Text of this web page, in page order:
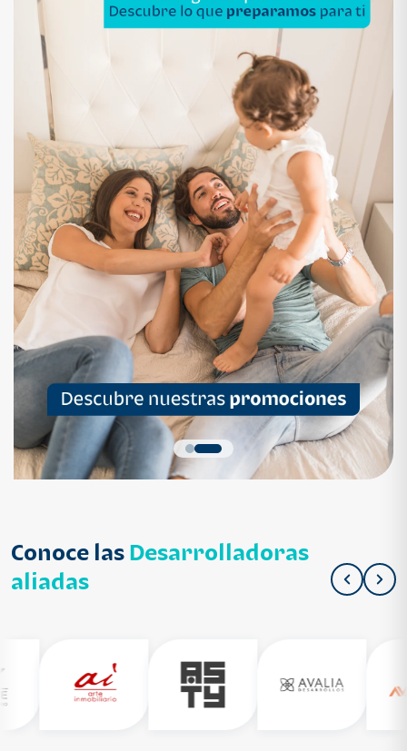
Conoce las Desarrolladoras
aliadas